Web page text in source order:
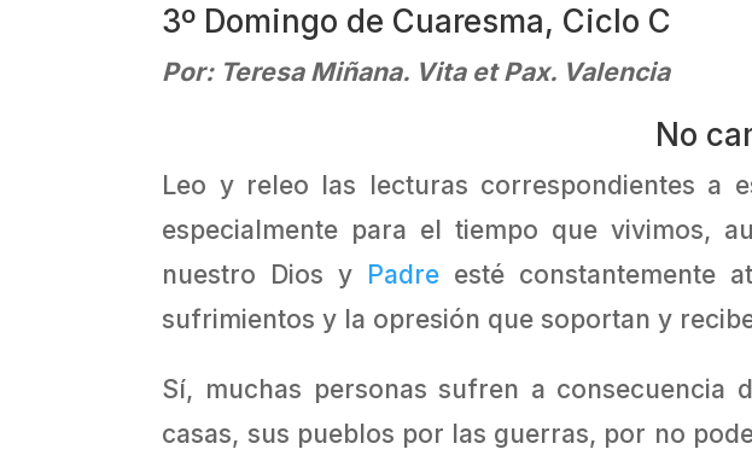
3º Domingo de Cuaresma, Ciclo C
Por: Teresa Miñana. Vita et Pax. Valencia
No
Leo y releo las lecturas correspondientes a
especialmente para el tiempo que vivimos,
nuestro Dios y Padre esté constantemente
sufrimientos y la opresión que soportan y
Sí, muchas personas sufren a consecuencia
casas, sus pueblos por las guerras, por no